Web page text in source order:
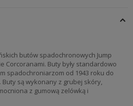
butów spadochronowych Jump
Corcoranami. Buty były standardowo
spadochroniarzom od 1943 roku do
Buty są wykonany z grubej skóry,
z gumową zelówką i